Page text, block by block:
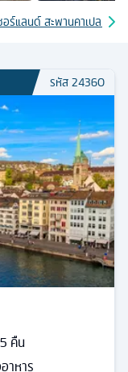
อร์แลนด์ สะพานคาเปล (สะ
รหัส24360
5 คืน
าหาร